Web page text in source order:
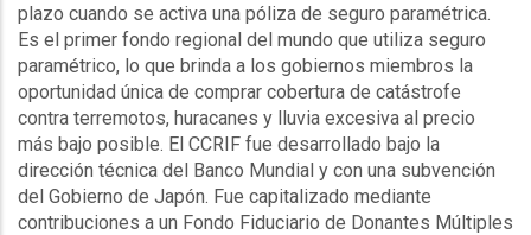
plazo cuando se activa una póliza de seguro paramétrica.
Es el primer fondo regional del mundo que utiliza seguro
paramétrico, lo que brinda a los gobiernos miembros la
oportunidad única de comprar cobertura de catástrofe
contra terremotos, huracanes y lluvia excesiva al precio
más bajo posible. El CCRIF fue desarrollado bajo la
dirección técnica del Banco Mundial y con una subvención
del Gobierno de Japón. Fue capitalizado mediante
contribuciones a un Fondo Fiduciario de Donantes Múltiples